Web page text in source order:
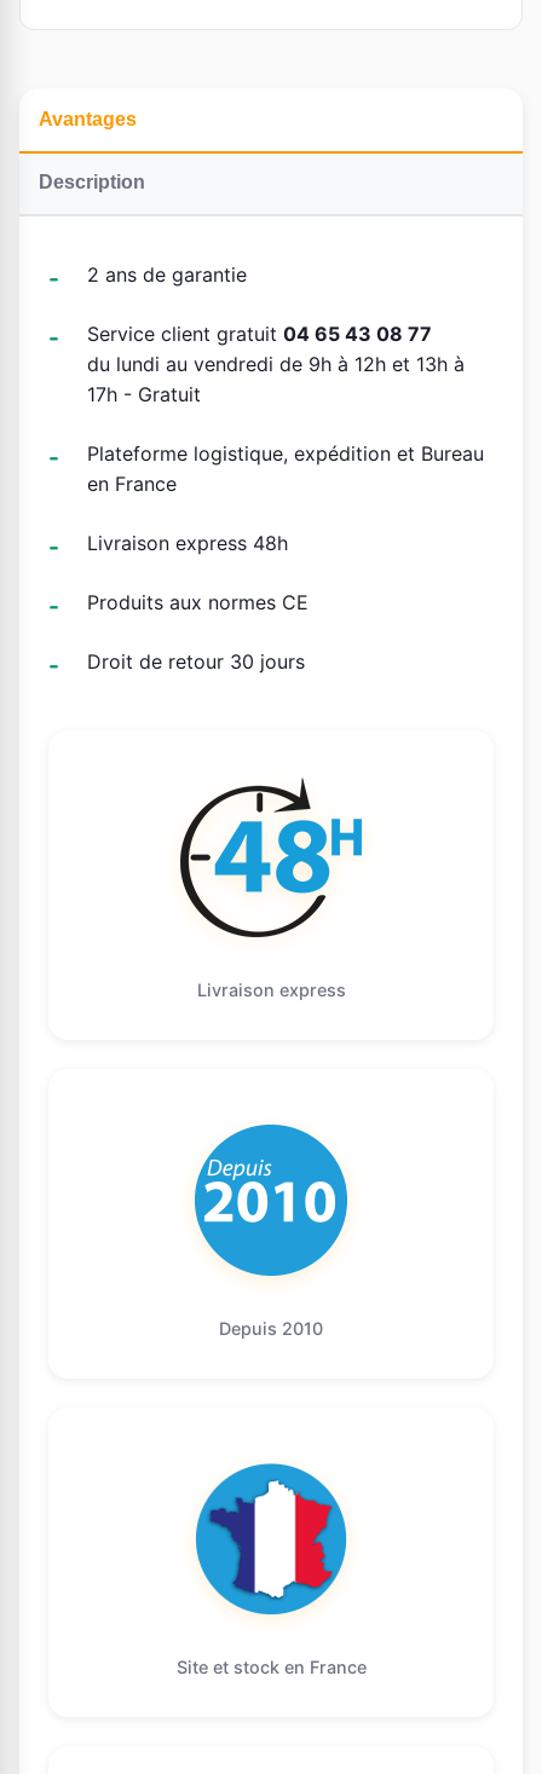
Avantages
Description
2 ans de garantie
Service client gratuit 04 65 43 08 77
du lundi au vendredi de 9h à 12h et 13h à
17h - Gratuit
Plateforme logistique, expédition et Bureau
en France
Livraison express 48h
Produits aux normes CE
Droit de retour 30 jours
Livraison express
Depuis 2010
Site et stock en France